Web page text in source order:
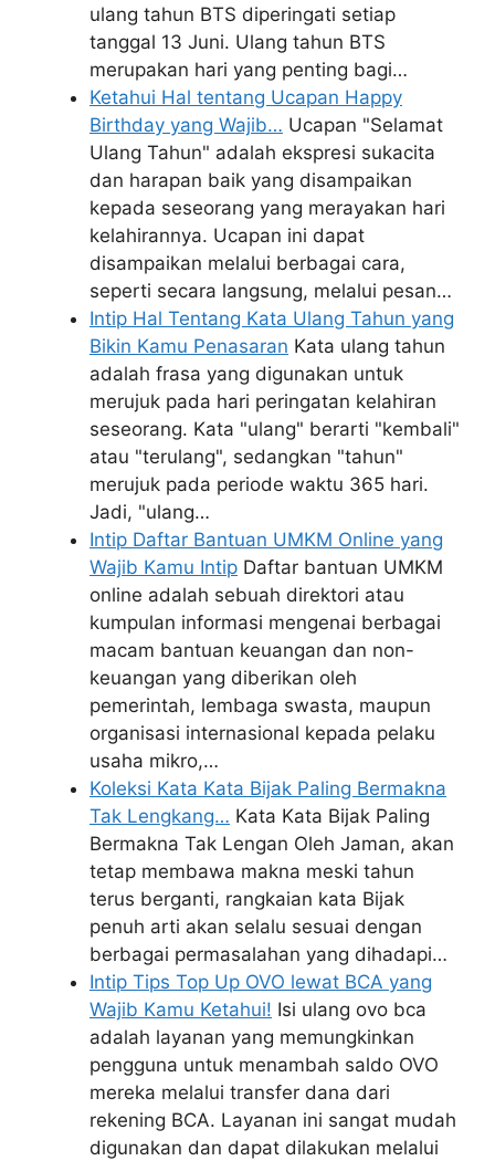
ulang tahun BTS diperingati setiap
tanggal 13 Juni. Ulang tahun BTS
merupakan hari yang penting bagi…
Ketahui Hal tentang Ucapan Happy
Birthday yang Wajib… Ucapan "Selamat
Ulang Tahun" adalah ekspresi sukacita
dan harapan baik yang disampaikan
kepada seseorang yang merayakan hari
kelahirannya. Ucapan ini dapat
disampaikan melalui berbagai cara,
seperti secara langsung, melalui pesan…
Intip Hal Tentang Kata Ulang Tahun yang
Bikin Kamu Penasaran Kata ulang tahun
adalah frasa yang digunakan untuk
merujuk pada hari peringatan kelahiran
seseorang. Kata "ulang" berarti "kembali"
atau "terulang", sedangkan "tahun"
merujuk pada periode waktu 365 hari.
Jadi, "ulang…
Intip Daftar Bantuan UMKM Online yang
Wajib Kamu Intip Daftar bantuan UMKM
online adalah sebuah direktori atau
kumpulan informasi mengenai berbagai
macam bantuan keuangan dan non-
keuangan yang diberikan oleh
pemerintah, lembaga swasta, maupun
organisasi internasional kepada pelaku
usaha mikro,…
Koleksi Kata Kata Bijak Paling Bermakna
Tak Lengkang… Kata Kata Bijak Paling
Bermakna Tak Lengan Oleh Jaman, akan
tetap membawa makna meski tahun
terus berganti, rangkaian kata Bijak
penuh arti akan selalu sesuai dengan
berbagai permasalahan yang dihadapi…
Intip Tips Top Up OVO lewat BCA yang
Wajib Kamu Ketahui! Isi ulang ovo bca
adalah layanan yang memungkinkan
pengguna untuk menambah saldo OVO
mereka melalui transfer dana dari
rekening BCA. Layanan ini sangat mudah
digunakan dan dapat dilakukan melalui